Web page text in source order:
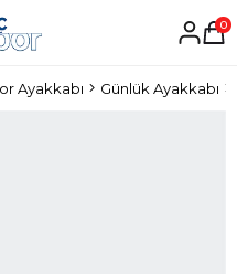
0
Ayakkabı Günlük Ayakkabı